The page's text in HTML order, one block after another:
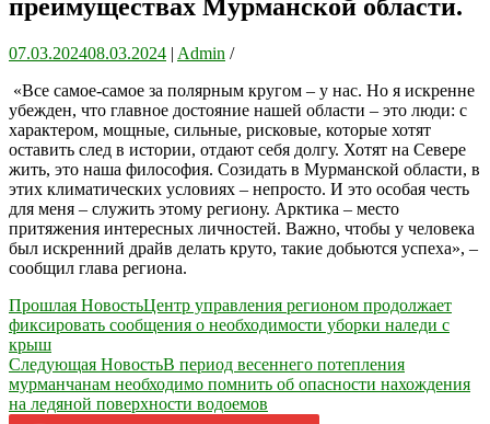
преимуществах Мурманской области.
07.03.202408.03.2024 | Admin /
«Все самое-самое за полярным кругом – у нас. Но я искренне
убежден, что главное достояние нашей области – это люди: с
характером, мощные, сильные, рисковые, которые хотят
оставить след в истории, отдают себя долгу. Хотят на Севере
жить, это наша философия. Созидать в Мурманской области, в
этих климатических условиях – непросто. И это особая честь
для меня – служить этому региону. Арктика – место
притяжения интересных личностей. Важно, чтобы у человека
был искренний драйв делать круто, такие добьются успеха», –
сообщил глава региона.
Навигация
по
записям
Прошлая НовостьЦентр управления регионом продолжает
фиксировать сообщения о необходимости уборки наледи с
крыш
Следующая НовостьВ период весеннего потепления
мурманчанам необходимо помнить об опасности нахождения
на ледяной поверхности водоемов